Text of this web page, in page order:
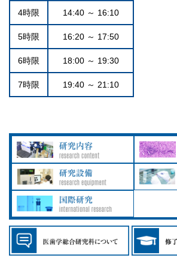
4時限 14:40 ～ 16:10
5時限 16:20 ～ 17:50
6時限 18:00 ～ 19:30
7時限 19:40 ～ 21:10